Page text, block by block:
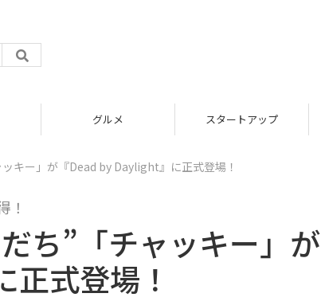
スタートアップ
キー」が『Dead by Daylight』に正式登場！
！
ち”「チャッキー」が
式登場！